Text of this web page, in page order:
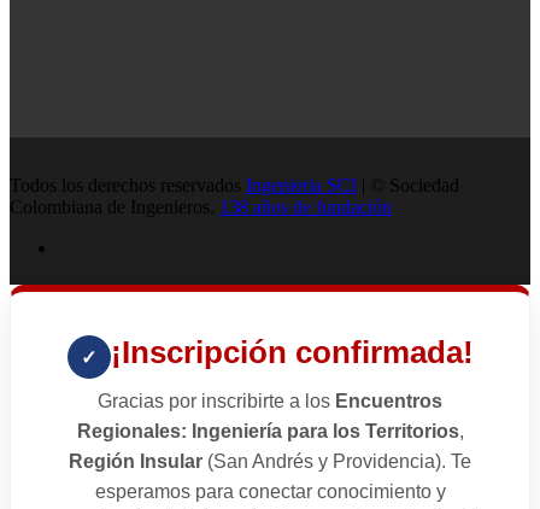
Todos los derechos reservados Ingenieria SCI | © Sociedad
Colombiana de Ingenieros. 138 años de fundación
✓ ¡Inscripción confirmada!
Gracias por inscribirte a los Encuentros
Regionales: Ingeniería para los Territorios,
Región Insular (San Andrés y Providencia). Te
esperamos para conectar conocimiento y